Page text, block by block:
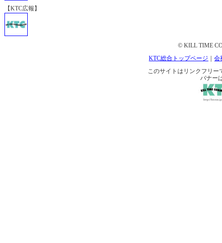
【KTC広報】
© KILL TIME
KTC総合トップページ
｜会
このサイトはリンクフリー
バナー